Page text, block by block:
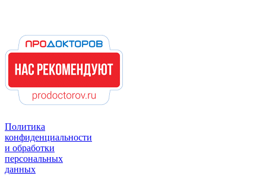
Политика
конфиденциальности
и обработки
персональных
данных